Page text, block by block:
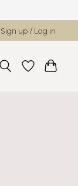
Sign up / Log in